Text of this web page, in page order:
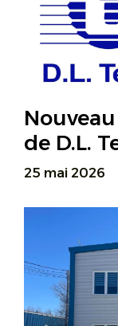
de D.L.
25 mai 2026